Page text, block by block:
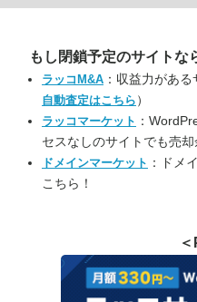
もし閉鎖予定のサイトな
ラッコM&A ：収益力があ
自動査定はこちら ）
ラッコマーケット ：
セスなしのサイトでも売却
ドメインマーケット ：ドメ
こちら！